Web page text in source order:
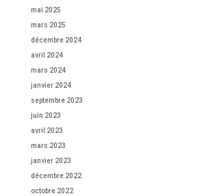
mai 2025
mars 2025
décembre 2024
avril 2024
mars 2024
janvier 2024
septembre 2023
juin 2023
avril 2023
mars 2023
janvier 2023
décembre 2022
octobre 2022